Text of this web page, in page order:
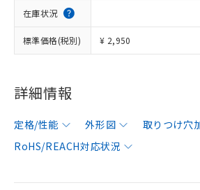
在庫状況
標準価格(税別) ¥ 2,950
詳細情報
定格/性能 外形図 取りつけ穴
RoHS/REACH対応状況